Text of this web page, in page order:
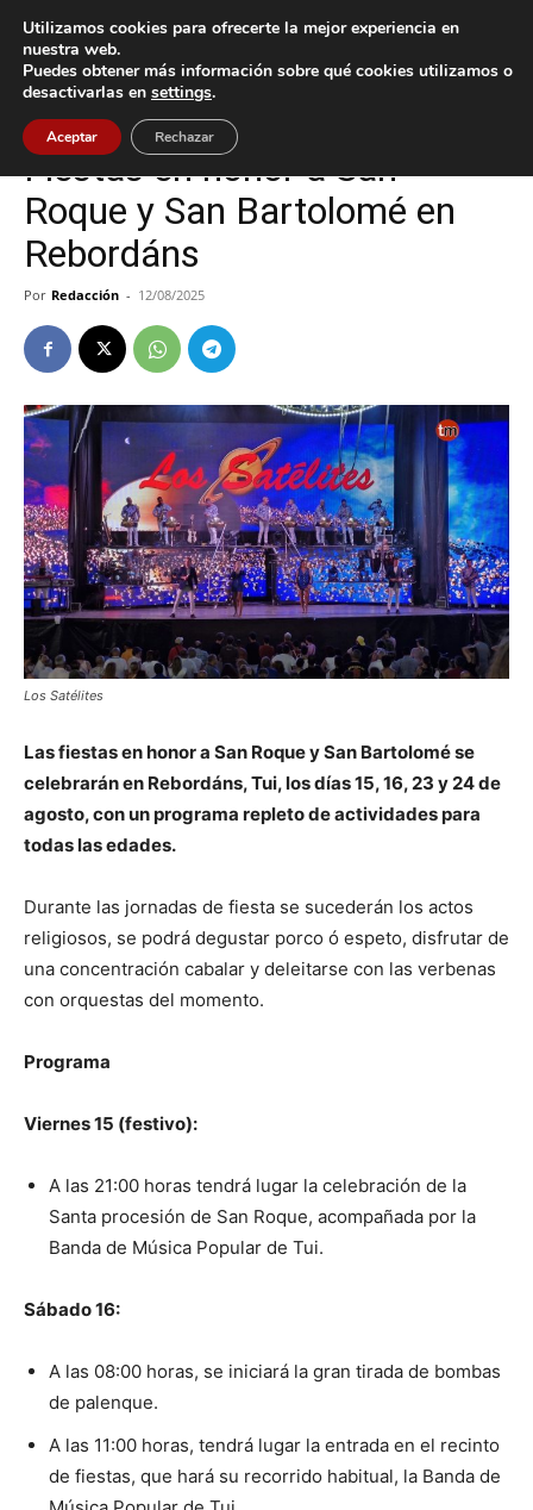
Inicio Cultura / Ocio
Cultura / Ocio Tui
Fiestas en honor a San
Roque y San Bartolomé en
Rebordáns
Por Redacción - 12/08/2025
Los Satélites
Las fiestas en honor a San Roque y San Bartolomé se
celebrarán en Rebordáns, Tui, los días 15, 16, 23 y 24 de
agosto, con un programa repleto de actividades para
todas las edades.
Durante las jornadas de fiesta se sucederán los actos
religiosos, se podrá degustar porco ó espeto, disfrutar de
una concentración cabalar y deleitarse con las verbenas
con orquestas del momento.
Programa
Viernes 15 (festivo):
A las 21:00 horas tendrá lugar la celebración de la
Santa procesión de San Roque, acompañada por la
Banda de Música Popular de Tui.
Sábado 16:
A las 08:00 horas, se iniciará la gran tirada de bombas
de palenque.
A las 11:00 horas, tendrá lugar la entrada en el recinto
de fiestas, que hará su recorrido habitual, la Banda de
Utilizamos cookies para ofrecerte la mejor experiencia en
nuestra web.
Puedes obtener más información sobre qué cookies utilizamos o
desactivarlas en settings.
Aceptar Rechazar